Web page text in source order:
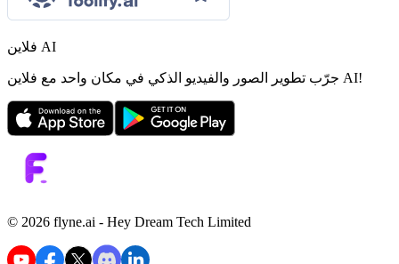
فلاين AI
جرّب تطوير الصور والفيديو الذكي في مكان واحد مع فلاين AI!
©️ 2026 flyne.ai - Hey Dream Tech Limited